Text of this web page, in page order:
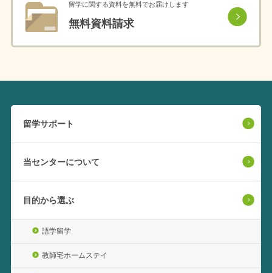
留学に関する資料を無料でお届けします
無料資料請求
留学サポート
当センターについて
目的から選ぶ
語学留学
教師宅ホームステイ